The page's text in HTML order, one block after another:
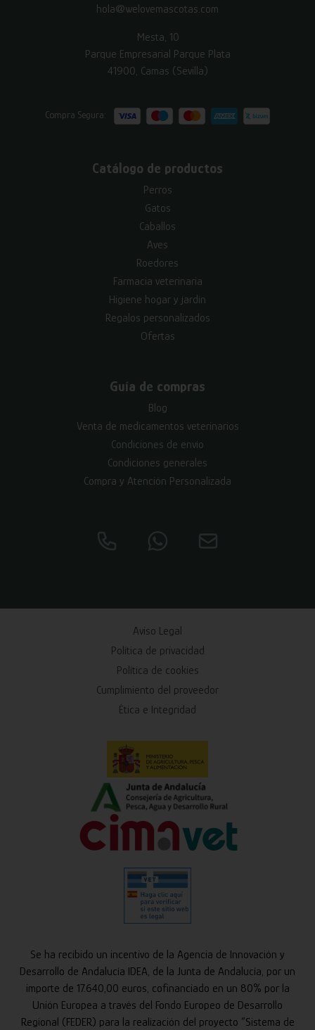
hola@welovemascotas.com
Mesta, 10
Parque Empresarial Parque Plata
41900, Camas (Sevilla)
Compra Segura:
Catálogo de productos
Perros
Gatos
Caballos
Aves
Roedores
Farmacia veterinaria
Higiene hogar y jardín
Regalos personalizados
Ofertas
Guía de compras
Blog
Venta de medicamentos veterinarios
Condiciones de envío
Condiciones generales
Compra y Atención Personalizada
Aviso Legal
Política de privacidad
Política de cookies
Cumplimiento del proveedor
Ética e Integridad
Se ha recibido un incentivo de la Agencia de Innovación y
Desarrollo de Andalucía IDEA, de la Junta de Andalucía, por un
importe de 17.640,00 euros, cofinanciado en un 80% por la
Unión Europea a través del Fondo Europeo de Desarrollo
Regional (FEDER) para la realización del proyecto “Sistema de